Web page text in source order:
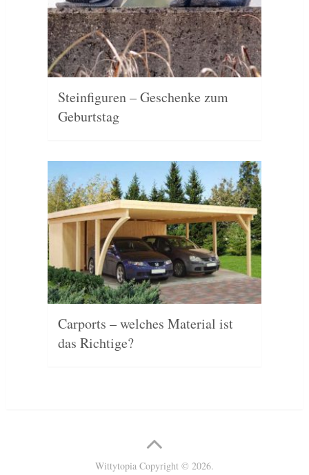
Steinfiguren – Geschenke zum
Geburtstag
Carports – welches Material ist
das Richtige?
Wittytopia Copyright © 2026.